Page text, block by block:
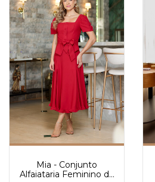
Mia - Conjunto
Alfaiataria Feminino de